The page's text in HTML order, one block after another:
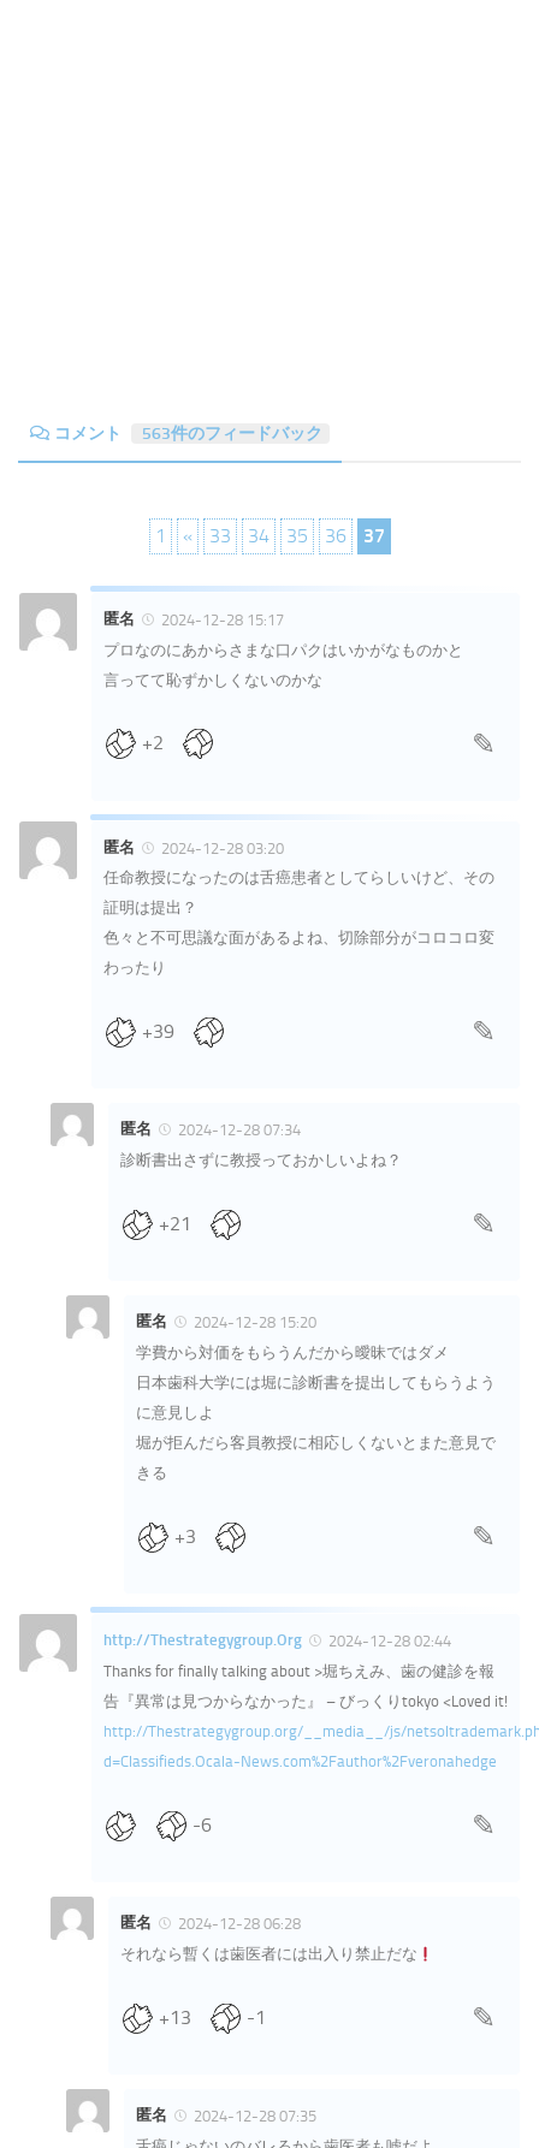
コメント 563件のフィードバック
1 « 33 34 35 36 37
匿名
2024-12-28 15:17
プロなのにあからさまな口パクはいかがなものかと
言ってて恥ずかしくないのかな
+2
匿名
2024-12-28 03:20
任命教授になったのは舌癌患者としてらしいけど、その
証明は提出？
色々と不可思議な面があるよね、切除部分がコロコロ変
わったり
+39
匿名
2024-12-28 07:34
診断書出さずに教授っておかしいよね？
+21
匿名
2024-12-28 15:20
学費から対価をもらうんだから曖昧ではダメ
日本歯科大学には堀に診断書を提出してもらうよう
に意見しよ
堀が拒んだら客員教授に相応しくないとまた意見で
きる
+3
http://Thestrategygroup.Org
2024-12-28 02:44
Thanks for finally talking about >堀ちえみ、歯の健診を報
告『異常は見つからなかった』 – びっくりtokyo <Loved it!
http://Thestrategygroup.org/__media__/js/
d=Classifieds.Ocala-News.com%2Fauthor%2Fveronahedge
-6
匿名
2024-12-28 06:28
それなら暫くは歯医者には出入り禁止だな
+13 -1
匿名
2024-12-28 07:35